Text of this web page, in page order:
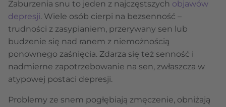
Zaburzenia snu to jeden z najczęstszych objawów
depresji. Wiele osób cierpi na bezsenność –
trudności z zasypianiem, przerywany sen lub
budzenie się nad ranem z niemożnością
ponownego zaśnięcia. Zdarza się też senność i
nadmierne zapotrzebowanie na sen, zwłaszcza w
atypowej postaci depresji.
Problemy ze snem pogłębiają zmęczenie, obniżają